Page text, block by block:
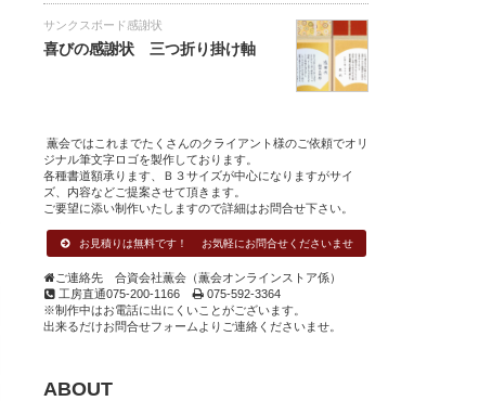
サンクスボード感謝状
喜びの感謝状 三つ折り掛け軸
薫会ではこれまでたくさんのクライアント様のご依頼でオリ
ジナル筆文字ロゴを製作しております。
各種書道額承ります、Ｂ３サイズが中心になりますがサイ
ズ、内容などご提案させて頂きます。
ご要望に添い制作いたしますので詳細はお問合せ下さい。
お見積りは無料です！ お気軽にお問合せくださいませ
ご連絡先 合資会社薫会（薫会オンラインストア係）
工房直通075-200-1166
075-592-3364
※制作中はお電話に出にくいことがございます。
出来るだけお問合せフォームよりご連絡くださいませ。
ABOUT